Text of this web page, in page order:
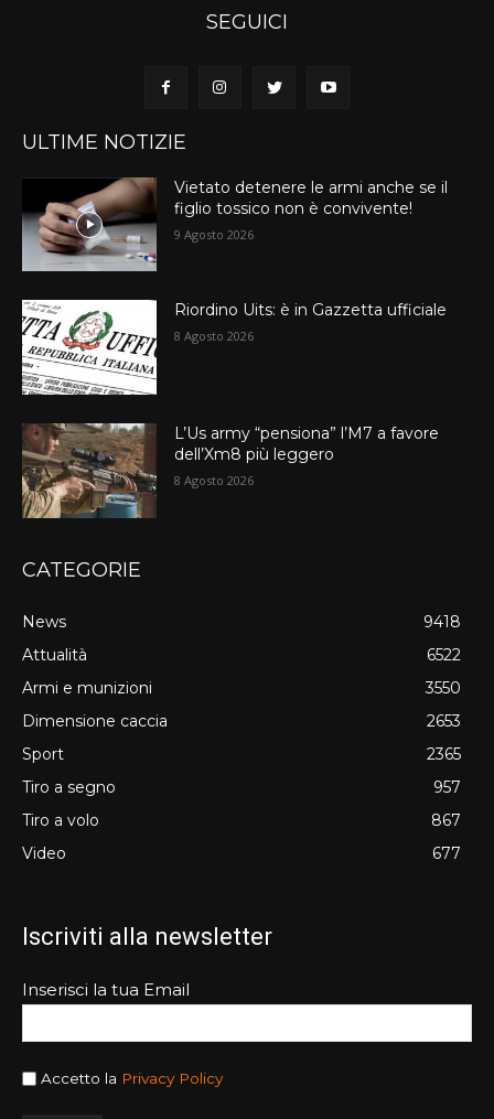
SEGUICI
ULTIME NOTIZIE
Vietato detenere le armi anche se il
figlio tossico non è convivente!
9 Agosto 2026
Riordino Uits: è in Gazzetta ufficiale
8 Agosto 2026
L’Us army “pensiona” l’M7 a favore
dell’Xm8 più leggero
8 Agosto 2026
CATEGORIE
News
9418
Attualità
6522
Armi e munizioni
3550
Dimensione caccia
2653
Sport
2365
Tiro a segno
957
Tiro a volo
867
Video
677
Iscriviti alla newsletter
Inserisci la tua Email
Accetto la Privacy Policy